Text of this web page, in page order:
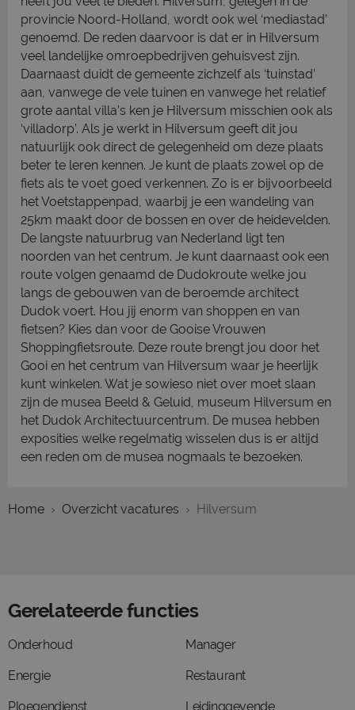
provincie Noord-Holland, wordt ook wel ‘mediastad’
genoemd. De reden daarvoor is dat er in Hilversum
veel landelijke omroepbedrijven gehuisvest zijn.
Daarnaast duidt de gemeente zichzelf als ‘tuinstad’
aan, vanwege de vele tuinen en vanwege het relatief
grote aantal villa’s ken je Hilversum misschien ook als
‘villadorp’. Als je werkt in Hilversum geeft dit jou
natuurlijk ook direct de gelegenheid om deze plaats
beter te leren kennen. Je kunt de plaats zowel op de
fiets als te voet goed verkennen. Zo is er bijvoorbeeld
het Voetstappenpad, waarbij je een wandeling van
25km maakt door de bossen en over de heidevelden.
De langste natuurbrug van Nederland ligt ten
noorden van het centrum. Je kunt daarnaast ook een
route volgen genaamd de Dudokroute welke jou
langs de gebouwen van de beroemde architect
Dudok voert. Hou jij enorm van shoppen en van
fietsen? Kies dan voor de Gooise Vrouwen
Shoppingfietsroute. Deze route brengt jou door het
Gooi en het centrum van Hilversum waar je heerlijk
kunt winkelen. Wat je sowieso niet over moet slaan
zijn de musea Beeld & Geluid, museum Hilversum en
het Dudok Architectuurcentrum. De musea hebben
exposities welke regelmatig wisselen dus is er altijd
een reden om de musea nogmaals te bezoeken.
Home Overzicht vacatures Hilversum
Gerelateerde functies
Onderhoud
Energie
Ploegendienst
Manager
Restaurant
Leidinggevende